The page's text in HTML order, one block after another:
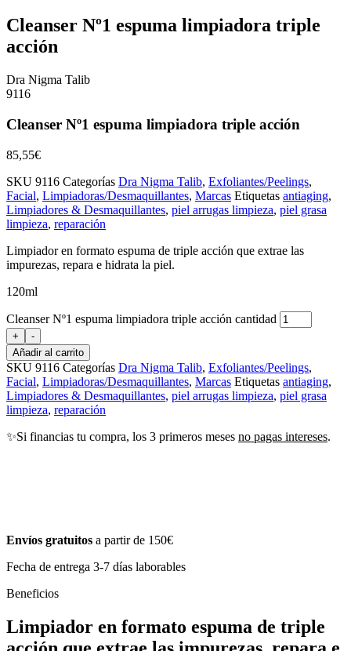
Cleanser Nº1 espuma limpiadora triple
acción
Dra Nigma Talib
9116
Cleanser Nº1 espuma limpiadora triple acción
85,55€
SKU 9116 Categorías Dra Nigma Talib, Exfoliantes/Peelings,
Facial, Limpiadoras/Desmaquillantes, Marcas Etiquetas antiaging,
Limpiadores & Desmaquillantes, piel arrugas limpieza, piel grasa
limpieza, reparación
Limpiador en formato espuma de triple acción que extrae las
impurezas, repara e hidrata la piel.
120ml
Cleanser Nº1 espuma limpiadora triple acción cantidad
+
-
Añadir al carrito
SKU 9116 Categorías Dra Nigma Talib, Exfoliantes/Peelings,
Facial, Limpiadoras/Desmaquillantes, Marcas Etiquetas antiaging,
Limpiadores & Desmaquillantes, piel arrugas limpieza, piel grasa
limpieza, reparación
✨Si financias tu compra, los 3 primeros meses no pagas intereses.
Envíos gratuitos a partir de 150€
Fecha de entrega 3-7 días laborables
Beneficios
Limpiador en formato espuma de triple